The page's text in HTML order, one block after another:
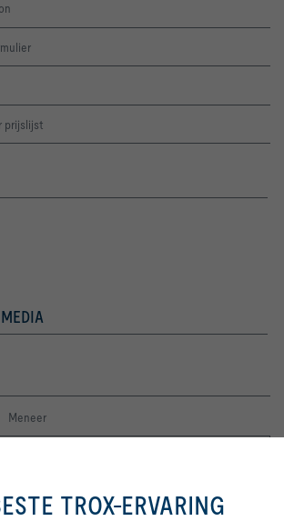
prijslijst
Meneer
ons in staat om u een uitstekende
website-ervaring en een
TROX-ERVARING